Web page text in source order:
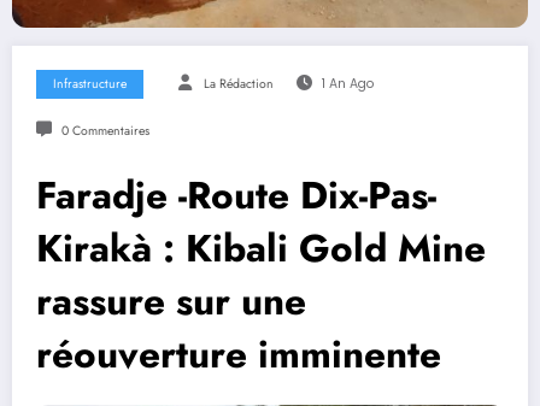
Infrastructure La Rédaction 1 An Ago
0 Commentaires
Faradje -Route Dix-Pas-
Kirakà : Kibali Gold Mine
rassure sur une
réouverture imminente